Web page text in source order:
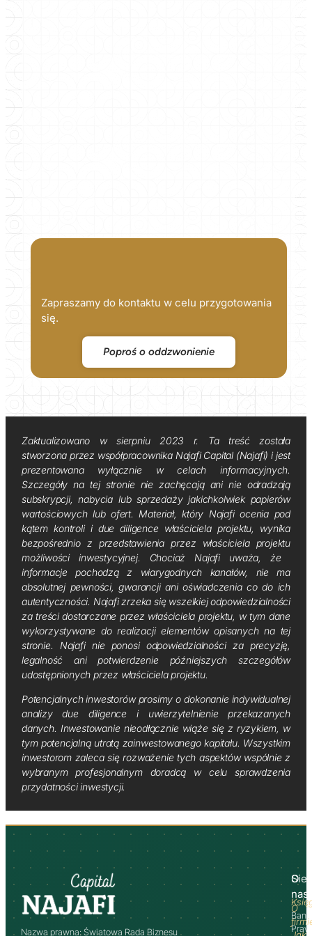
Zapraszamy do kontaktu w celu przygotowania
się.
Poproś o oddzwonienie
Zaktualizowano w sierpniu 2023 r. Ta treść została
stworzona przez współpracownika Najafi Capital (Najafi) i jest
prezentowana wyłącznie w celach informacyjnych.
Szczegóły na tej stronie nie zachęcają ani nie odradzają
subskrypcji, nabycia lub sprzedaży jakichkolwiek papierów
wartościowych lub ofert. Materiał, który Najafi ocenia pod
kątem kontroli i due diligence właściciela projektu, wynika
bezpośrednio z przedstawienia przez właściciela projektu
możliwości inwestycyjnej. Chociaż Najafi uważa, że ​​
informacje pochodzą z wiarygodnych kanałów, nie ma
absolutnej pewności, gwarancji ani oświadczenia co do ich
autentyczności. Najafi zrzeka się wszelkiej odpowiedzialności
za treści dostarczane przez właściciela projektu, w tym dane
wykorzystywane do realizacji elementów opisanych na tej
stronie. Najafi nie ponosi odpowiedzialności za precyzję,
legalność ani potwierdzenie późniejszych szczegółów
udostępnionych przez właściciela projektu.
Potencjalnych inwestorów prosimy o dokonanie indywidualnej
analizy due diligence i uwierzytelnienie przekazanych
danych. Inwestowanie nieodłącznie wiąże się z ryzykiem, w
tym potencjalną utratą zainwestowanego kapitału. Wszystkim
inwestorom zaleca się rozważenie tych aspektów wspólnie z
wybranym profesjonalnym doradcą w celu sprawdzenia
przydatności inwestycji.
Nazwa prawna: Światowa Rada Biznesu
O
nas
O